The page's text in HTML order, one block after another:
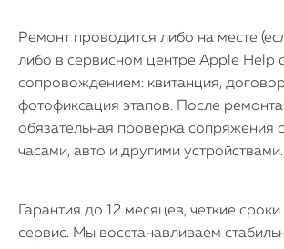
Ремонт проводится либо на месте
либо в сервисном центре Apple Help
сопровождением: квитанция,
фотофиксация этапов. После
обязательная проверка сопряжения
часами, авто и другими устройствами.
Гарантия до 12 месяцев, четкие
сервис. Мы восстанавливаем